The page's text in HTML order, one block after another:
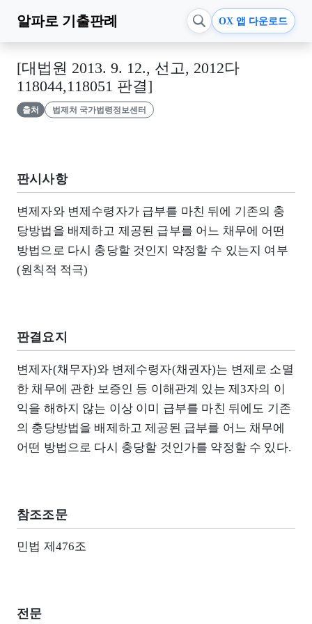
알파로 기출판례 OX 앱 다운로드
[대법원 2013. 9. 12., 선고, 2012다
118044,118051 판결]
출처 법제처 국가법령정보센터
판시사항
변제자와 변제수령자가 급부를 마친 뒤에 기존의 충
당방법을 배제하고 제공된 급부를 어느 채무에 어떤
방법으로 다시 충당할 것인지 약정할 수 있는지 여부
(원칙적 적극)
판결요지
변제자(채무자)와 변제수령자(채권자)는 변제로 소멸
한 채무에 관한 보증인 등 이해관계 있는 제3자의 이
익을 해하지 않는 이상 이미 급부를 마친 뒤에도 기존
의 충당방법을 배제하고 제공된 급부를 어느 채무에
어떤 방법으로 다시 충당할 것인가를 약정할 수 있다.
참조조문
민법 제476조
전문